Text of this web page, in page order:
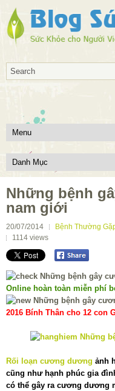
Những bệnh
nam giới
20/07/2014 Bệnh Thường
1114 views
Online hoàn toàn miễn phí
2016 Bính Thân cho 12 con
Rối loạn cương dương ảnh
cũng như hạnh phúc gia
có thể gây ra cương dương